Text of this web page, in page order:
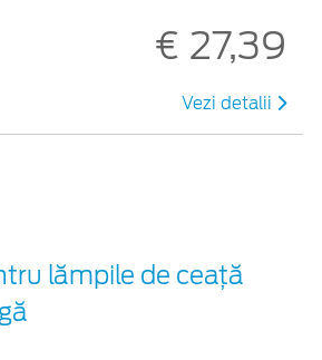
€ 27,39
Vezi detalii
lămpile de ceață